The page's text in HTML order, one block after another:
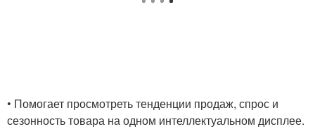
• Помогает просмотреть тенденции продаж, спрос и
сезонность товара на одном интеллектуальном дисплее.